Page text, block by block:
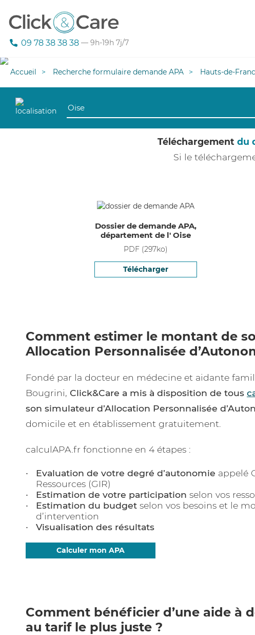
09 78 38 38 38 — 9h-19h 7j/7
Accueil Recherche formulaire demande APA Hauts-de-
Téléchargement du
Si le
Dossier de demande APA,
département de l' Oise
PDF(297ko)
Télécharger
Comment estimer le montant de
Allocation Personnalisée
Fondé par la docteur en médecine et aidante
Bougrini, Click&Care a mis à disposition de tous
son simulateur d’Allocation Personnalisée
domicile et en établissement gratuitement.
calculAPA.fr fonctionne en 4 étapes :
Evaluation de votre degré d’autonomie appelé
Ressources (GIR)
Estimation de votre participation selon vos
Estimation du budget selon vos besoins et le
d’intervention
Visualisation des résultats
Calculer mon APA
Comment bénéficier d’une aide à
au tarif le plus juste ?